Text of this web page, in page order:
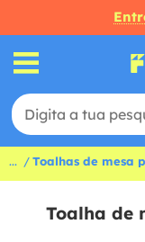
... Toalhas de mesa
Toalha de